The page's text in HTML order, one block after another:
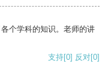
个学科的知识。老师的讲
支持[0] 反对[0]